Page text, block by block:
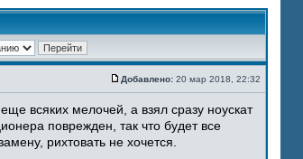
Добавлено: 20 мар 2018, 22:32
всяких мелочей, а взял сразу ноускат
поврежден, так что будет все
рихтовать не хочется.